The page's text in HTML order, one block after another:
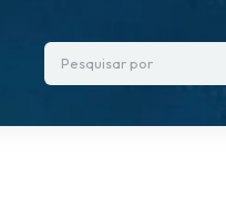
Pesquisar por